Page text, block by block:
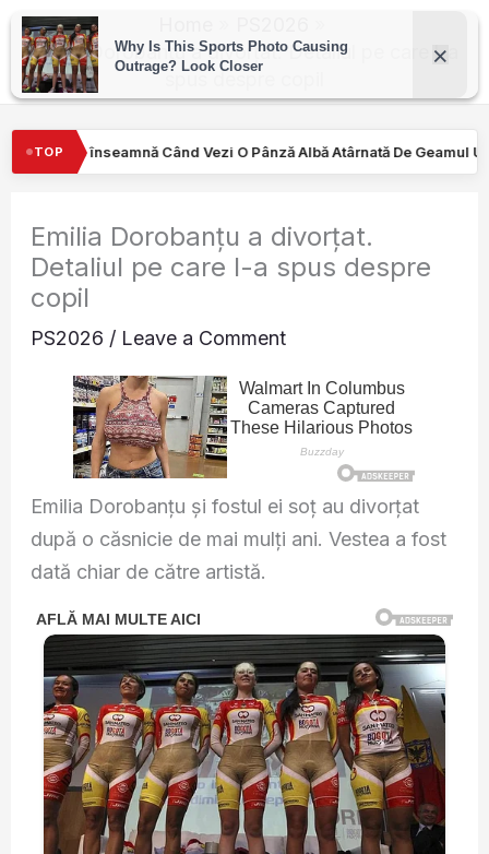
Skip
content
Emilia Dorobanțu a divorțat. Detaliul pe care l-a
TOP
O Pânză Albă Atârnată De Geamul Unei Mașini. Semnalul…
Emilia Dorobanțu a divorțat.
Detaliul pe care l-a spus despre
copil
PS2026 / Leave a Comment
Emilia Dorobanțu și fostul ei soț au divorțat
după o căsnicie de mai mulți ani. Vestea a fost
dată chiar de către artistă.